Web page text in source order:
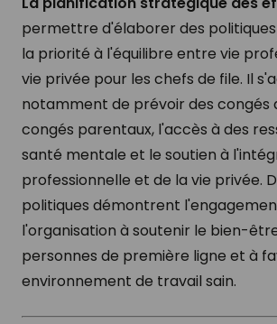
permettre d'élaborer des
la priorité à l'équilibre entre vie
vie privée pour les chefs de file. Il
notamment de prévoir des congés
congés parentaux, l'accès à des
santé mentale et le soutien à
professionnelle et de la vie privée.
politiques démontrent
l'organisation à soutenir le bien-
personnes de première ligne et à
environnement de travail sain.